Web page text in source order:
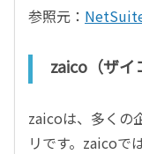
参照元：
zaico（ザイ
zaicoは、多くの
リです。zaicoで